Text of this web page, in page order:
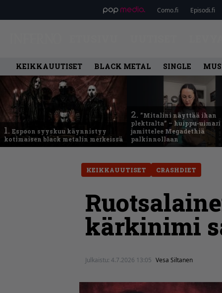
Como.fi Episodi.fi
KEIKKAUUTISET BLACK METAL SINGLE
1. Espoon syyskuu käynnistyy
kotimaisen black metalin merkeissä
2. ”Mitalini näyttää ihan
plektralta” – huippu-uimari
jamittelee Megadethiä
palkinnollaan
KEIKKAUUTISET CRASHDIET
kärkinimi
Julkaistu: 4.7.2026 13:05 Vesa Siltanen